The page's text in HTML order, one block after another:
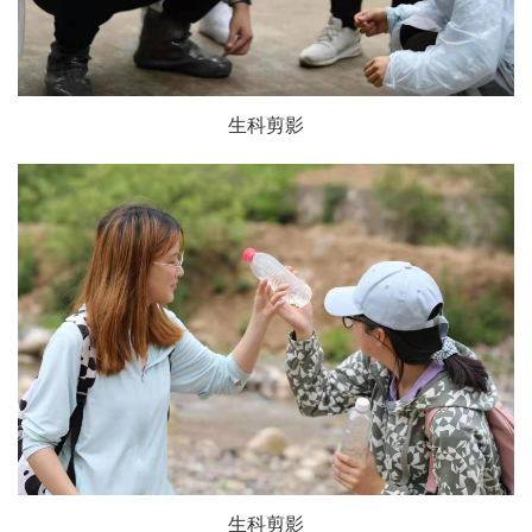
生科剪影
生科剪影